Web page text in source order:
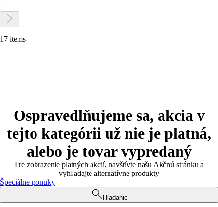
17 items
Ospravedlňujeme sa, akcia v
tejto kategórii už nie je platná,
alebo je tovar vypredaný
Pre zobrazenie platných akcií, navštívte našu Akčnú stránku a
vyhľadajte alternatívne produkty
Špeciálne ponuky
Hľadanie